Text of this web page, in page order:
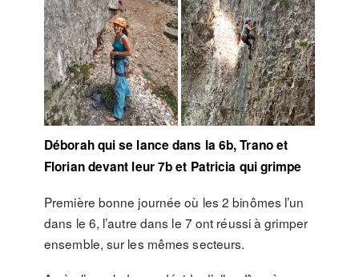
Déborah qui se lance dans la 6b, Trano et
Florian devant leur 7b et Patricia qui grimpe
Première bonne journée où les 2 binômes l’un
dans le 6, l’autre dans le 7 ont réussi à grimper
ensemble, sur les mêmes secteurs.